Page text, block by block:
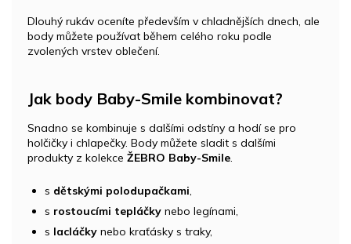
Dlouhý rukáv oceníte především v chladnějších dnech, ale
body můžete používat během celého roku podle
zvolených vrstev oblečení.
Jak body Baby-Smile kombinovat?
Snadno se kombinuje s dalšími odstíny a hodí se pro
holčičky i chlapečky. Body můžete sladit s dalšími
produkty z kolekce ŽEBRO Baby-Smile.
s dětskými polodupačkami,
s rostoucími tepláčky nebo legínami,
s lacláčky nebo kraťásky s traky,